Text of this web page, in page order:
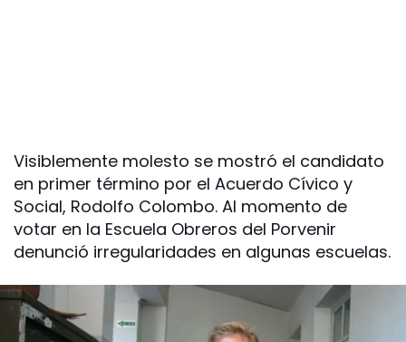
Visiblemente molesto se mostró el candidato
en primer término por el Acuerdo Cívico y
Social, Rodolfo Colombo. Al momento de
votar en la Escuela Obreros del Porvenir
denunció irregularidades en algunas escuelas.